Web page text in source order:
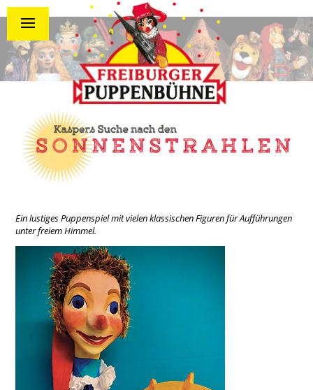
Ein lustiges Puppenspiel mit vielen klassischen Figuren für Aufführungen
unter freiem Himmel.